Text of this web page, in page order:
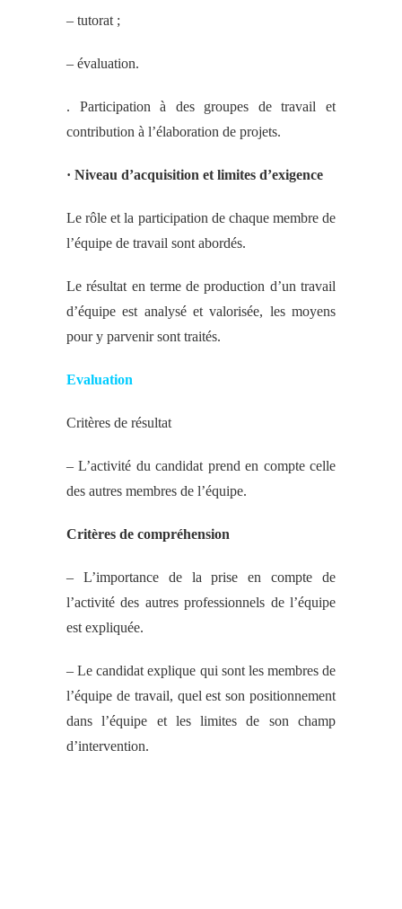
– tutorat ;
– évaluation.
. Participation à des groupes de travail et
contribution à l’élaboration de projets.
· Niveau d’acquisition et limites d’exigence
Le rôle et la participation de chaque membre de
l’équipe de travail sont abordés.
Le résultat en terme de production d’un travail
d’équipe est analysé et valorisée, les moyens
pour y parvenir sont traités.
Evaluation
Critères de résultat
– L’activité du candidat prend en compte celle
des autres membres de l’équipe.
Critères de compréhension
– L’importance de la prise en compte de
l’activité des autres professionnels de l’équipe
est expliquée.
– Le candidat explique qui sont les membres de
l’équipe de travail, quel est son positionnement
dans l’équipe et les limites de son champ
d’intervention.